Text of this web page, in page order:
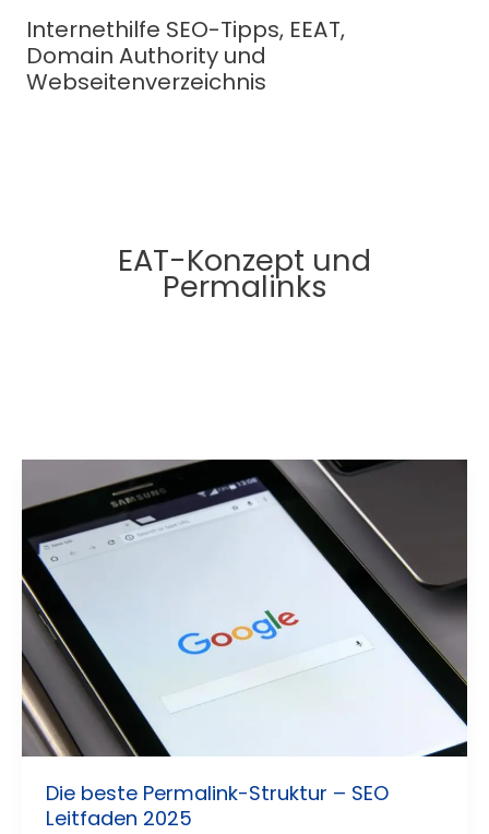
Inhalt
springen
Internethilfe SEO-Tipps, EEAT,
Domain Authority und
Webseitenverzeichnis
EAT-Konzept und
Permalinks
Die beste Permalink-Struktur – SEO
Leitfaden 2025